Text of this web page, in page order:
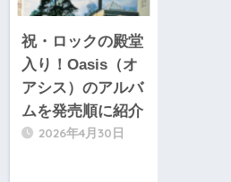
祝・ロックの殿堂
入り！Oasis（オ
アシス）のアルバ
ムを発売順に紹介
2026年4月30日